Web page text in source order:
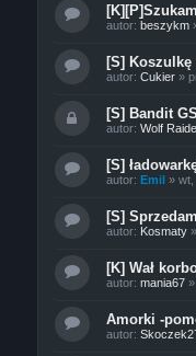
autor: beszykm
[S] Koszulkę
autor: Cukier»
[S] Bandit
autor: Wolf
[S]
autor: Emil» wt,
[S]
autor: Kosmaty»
[K] Wał
autor: mania67»
Amorki -
autor: